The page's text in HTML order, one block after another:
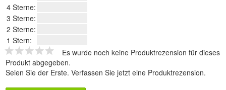
4 Sterne:
3 Sterne:
2 Sterne:
1 Stern:
Es wurde noch keine Produktrezension für dieses
Produkt abgegeben.
Seien Sie der Erste. Verfassen Sie jetzt eine Produktrezension.